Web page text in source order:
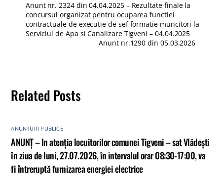
Anunt nr. 2324 din 04.04.2025 – Rezultate finale la
concursul organizat pentru ocuparea functiei
contractuale de executie de sef formatie muncitori la
Serviciul de Apa si Canalizare Tigveni – 04.04.2025
Anunt nr.1290 din 05.03.2026
Related Posts
ANUNTURI PUBLICE
ANUNȚ – In atenția locuitorilor comunei Tigveni – sat Vlădești
în ziua de luni, 27.07.2026, în intervalul orar 08:30-17:00, va
fi întreruptă furnizarea energiei electrice